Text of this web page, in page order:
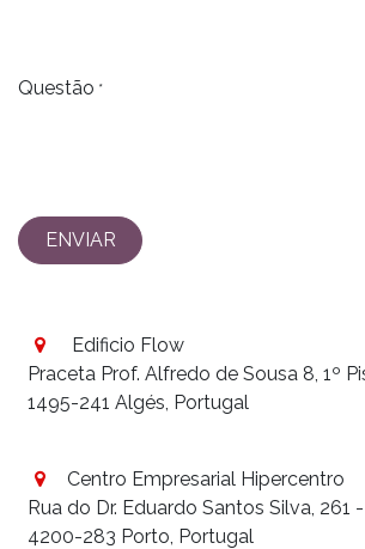
Questão *
ENVIAR
Edificio Flow
Praceta Prof. Alfredo de Sousa 8, 1º
1495-241 Algés, Portugal
Centro Empresarial Hipercentro
Rua do Dr. Eduardo Santos Silva, 261
4200-283 Porto, Portugal